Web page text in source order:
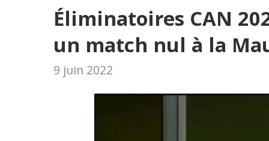
Éliminatoires CAN
un match nul à la
9 juin 2022